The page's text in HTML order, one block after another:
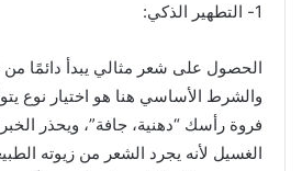
1- التطهير الذكي:
الحصول على شعر مثالي يبدأ دائمًا
والشرط الأساسي هنا هو اختيار نوع
فروة رأسك “دهنية، جافة”، ويحذر
الغسيل لأنه يجرد الشعر من زيوته